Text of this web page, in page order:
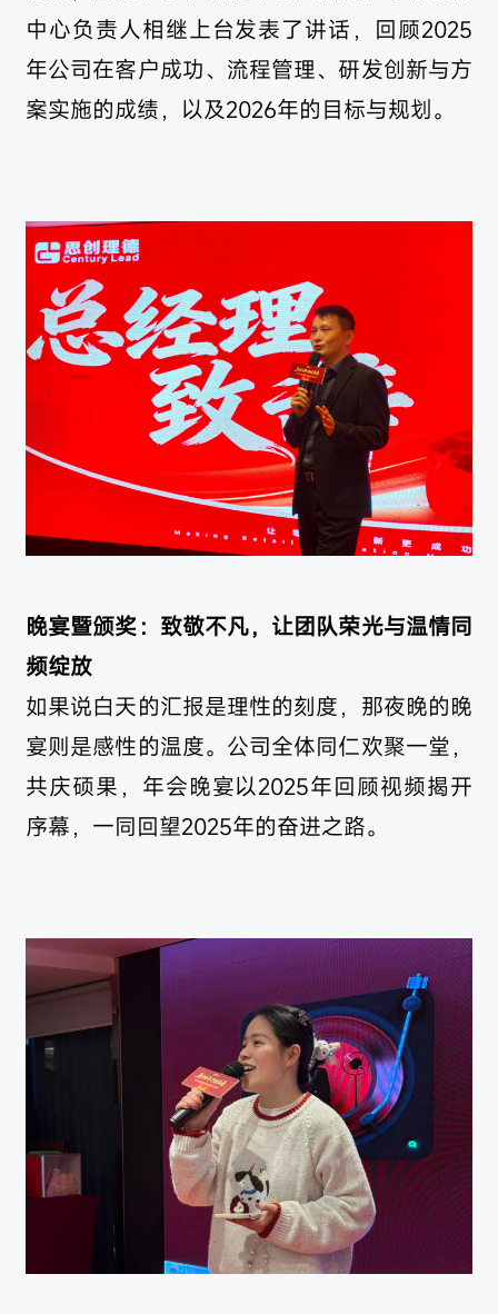
中心负责人相继上台发表了讲话，回顾2025
年公司在客户成功、流程管理、研发创新与方
案实施的成绩，以及2026年的目标与规划。
晚宴暨颁奖：致敬不凡，让团队荣光与温情同
频绽放
如果说白天的汇报是理性的刻度，那夜晚的晚
宴则是感性的温度。公司全体同仁欢聚一堂，
共庆硕果，年会晚宴以2025年回顾视频揭开
序幕，一同回望2025年的奋进之路。